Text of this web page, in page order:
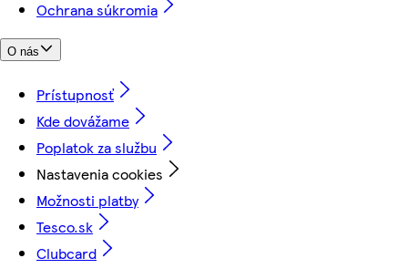
Ochrana súkromia
O nás
Prístupnosť
Kde dovážame
Poplatok za službu
Nastavenia cookies
Možnosti platby
Tesco.sk
Clubcard